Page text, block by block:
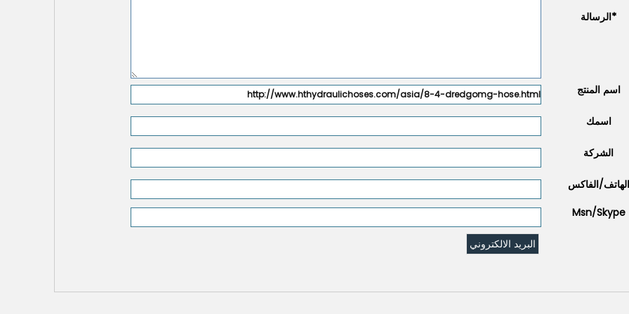
*الرسالة
اسم المنتج
اسمك
الشركة
الهاتف/الفاكس
Msn/Skype